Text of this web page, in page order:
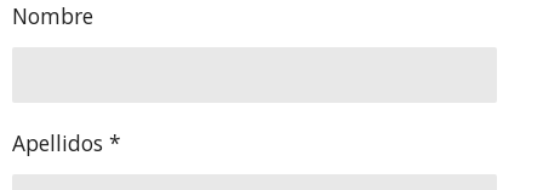
Nombre
Apellidos *